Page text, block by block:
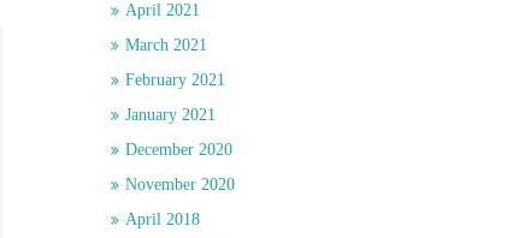
April 2021
March 2021
February 2021
January 2021
December 2020
November 2020
April 2018